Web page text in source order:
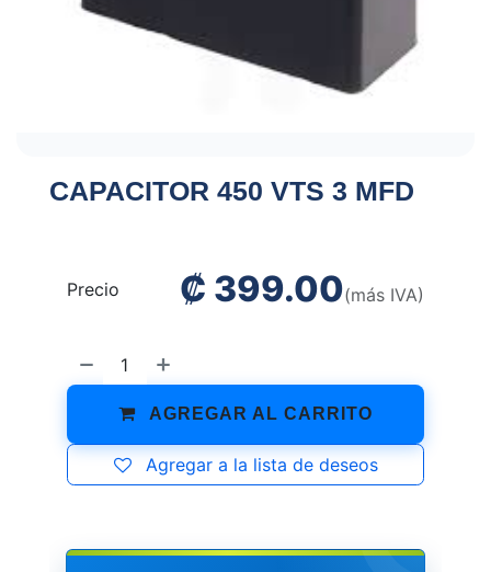
CAPACITOR 450 VTS 3 MFD
AGREGAR AL CARRITO
Agregar a la lista de deseos
Precio ₡ 399.00(más IVA)